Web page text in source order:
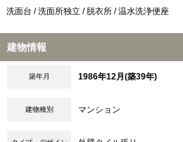
洗面台 / 洗面所独立 / 脱衣所 / 温水洗浄便座
建物情報
築年月 1986年12月(築39年)
建物種別 マンション